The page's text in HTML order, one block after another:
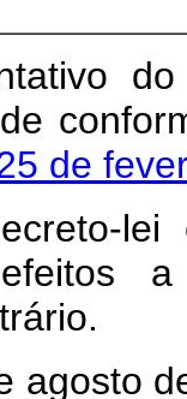
de
agosto